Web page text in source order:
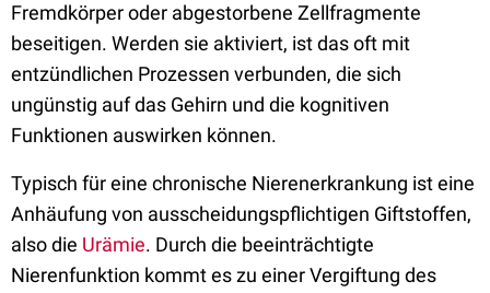
Fremdkörper oder abgestorbene Zellfragmente
beseitigen. Werden sie aktiviert, ist das oft mit
entzündlichen Prozessen verbunden, die sich
ungünstig auf das Gehirn und die kognitiven
Funktionen auswirken können.
Typisch für eine chronische Nierenerkrankung ist eine
Anhäufung von ausscheidungspflichtigen Giftstoffen,
also die Urämie. Durch die beeinträchtigte
Nierenfunktion kommt es zu einer Vergiftung des